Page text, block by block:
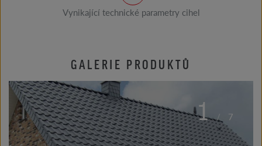
Vynikající technické parametry cihel
GALERIE PRODUKTŮ
1/ 7